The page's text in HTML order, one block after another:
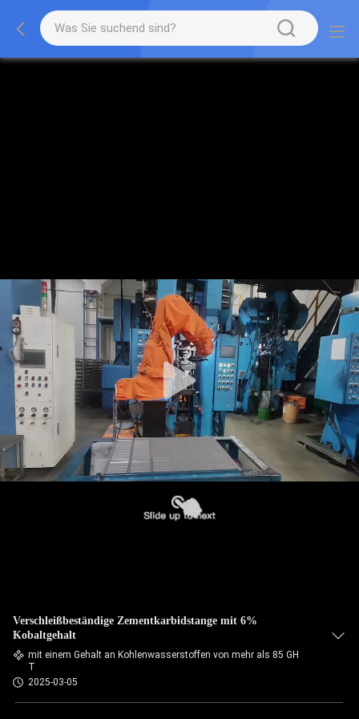
Verschleißbeständige Zementkarbidstange mit 6%
Kobaltgehalt
mit einem Gehalt an Kohlenwasserstoffen von mehr als 85 GH
T
2025-03-05